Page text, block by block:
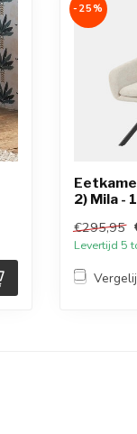
-25%
2) Mila -
€295,95
Levertijd 5